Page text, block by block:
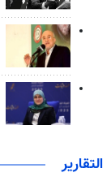
التقارير